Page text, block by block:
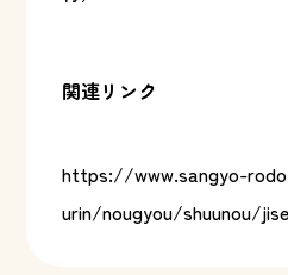
関連リンク
https://www.sangyo-
urin/nougyou/shuunou/